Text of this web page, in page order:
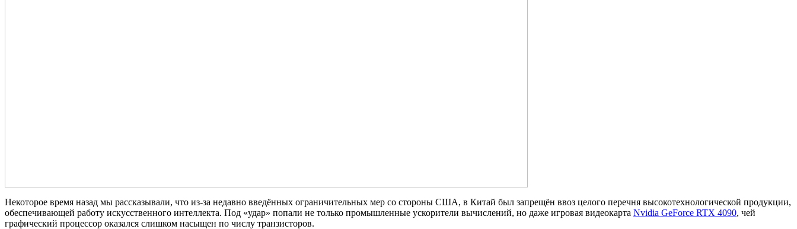
Некоторое время назад мы рассказывали, что из-за недавно введённых ограничительных мер со стороны США, в Китай был запрещён ввоз целого перечня высокотехнологической продукции,
обеспечивающей работу искусственного интеллекта. Под «удар» попали не только промышленные ускорители вычислений, но даже игровая видеокарта Nvidia GeForce RTX 4090, чей
графический процессор оказался слишком насыщен по числу транзисторов.